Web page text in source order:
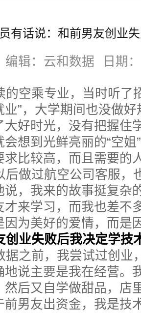
有话说：和前男友创业
编辑：云和数据 日期
的空乘专业，当时听了
业”，大学期间也没做
大好时光，没有把握住
会想到光鲜亮丽的“空
求比较高，而且需要的
后做过航空公司客服，
说，我来的故事挺复杂
才来学习，而我也差不
因为美好的爱情，而是
创业失败后我决定学技
据之前，我尝试过创业
地说主要是我在经营。
然后又自学做甜品，店
前男友出资金，我是技